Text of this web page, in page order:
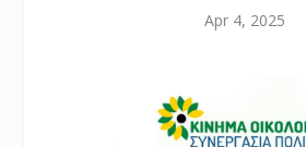
Apr 4, 2025